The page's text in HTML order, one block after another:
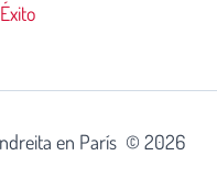
en París © 2026